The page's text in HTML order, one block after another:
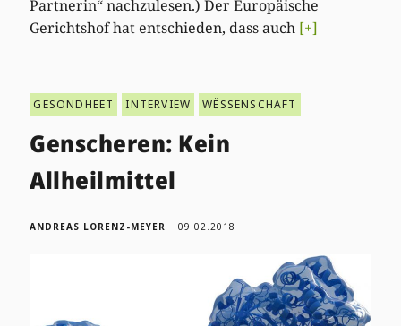
Partnerin“ nachzulesen.) Der Europäische
Gerichtshof hat entschieden, dass auch [+]
GESONDHEET INTERVIEW WËSSENSCHAFT
Genscheren: Kein
Allheilmittel
ANDREAS LORENZ-MEYER 09.02.2018